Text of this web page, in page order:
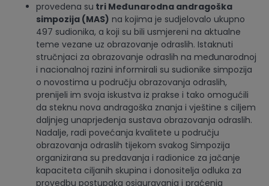
provedena su tri Međunarodna andragoška
simpozija (MAS) na kojima je sudjelovalo ukupno
497 sudionika, a koji su bili usmjereni na aktualne
teme vezane uz obrazovanje odraslih. Istaknuti
stručnjaci za obrazovanje odraslih na međunarodnoj
i nacionalnoj razini informirali su sudionike simpozija
o novostima u području obrazovanja odraslih,
prenijeli im svoja iskustva iz prakse i tako omogućili
da steknu nova andragoška znanja i vještine s ciljem
daljnjeg unaprjeđenja sustava obrazovanja odraslih.
Nadalje, radi povećanja kvalitete u području
obrazovanja odraslih tijekom svakog Simpozija
organizirana su predavanja i radionice za jačanje
kapaciteta ciljanih skupina i donositelja odluka za
provedbu postupaka osiguravanja i praćenja